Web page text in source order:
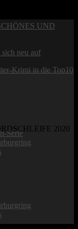
UND
neu auf
Krimi in die Top10
Serie
2020